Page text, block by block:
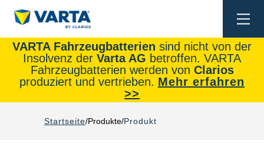
VARTA Fahrzeugbatterien sind nicht von der
Insolvenz der Varta AG betroffen. VARTA
Fahrzeugbatterien werden von Clarios
produziert und vertrieben. Mehr erfahren
>>
Startseite Produkte Produkt